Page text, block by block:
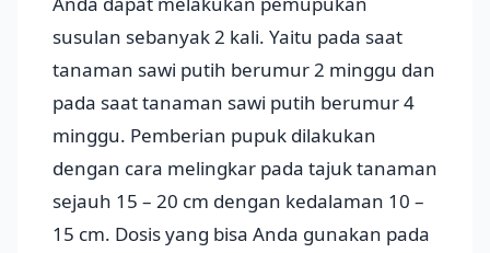
susulan sebanyak 2 kali. Yaitu pada saat
tanaman sawi putih berumur 2 minggu dan
pada saat tanaman sawi putih berumur 4
minggu. Pemberian pupuk dilakukan
dengan cara melingkar pada tajuk tanaman
sejauh 15 – 20 cm dengan kedalaman 10 –
15 cm. Dosis yang bisa Anda gunakan pada